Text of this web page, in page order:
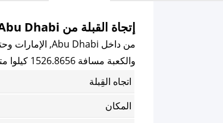
إتجاة القبلة من Abu Dhabi, الإمارات
من داخل Abu Dhabi, الإمارات وحتى تكون مواجهً للكعبة المكرمة باتجاه القبلة فإن اتجاه القبلة هو
والكعبة مسافة 1526.8656 كيلوا متر.
اتجاه القِبلة
المكان